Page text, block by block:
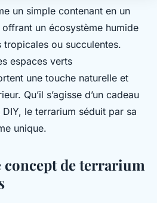
un simple contenant en un
un écosystème humide
ou succulentes.
espaces verts
une touche naturelle et
Qu’il s’agisse d’un cadeau
le terrarium séduit par sa
unique.
concept de terrarium